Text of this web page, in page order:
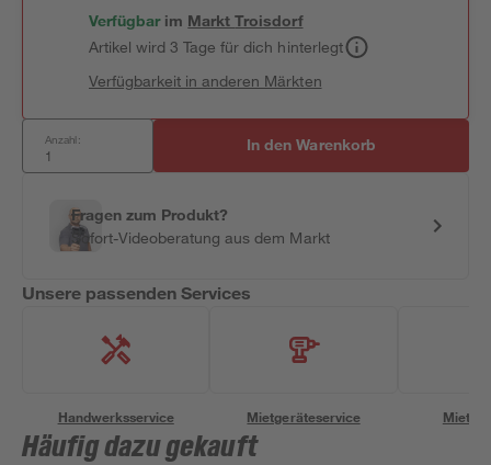
Verfügbar im MarktTroisdorf
Artikel wird 3 Tage für dich hinterlegt
Verfügbarkeit in anderen Märkten
Anzahl: In den Warenkorb
Fragen zum Produkt?
Sofort-Videoberatung aus dem Markt
Unsere passenden Services
Handwerksservice Mietgeräteservice
Häufig dazu gekauft